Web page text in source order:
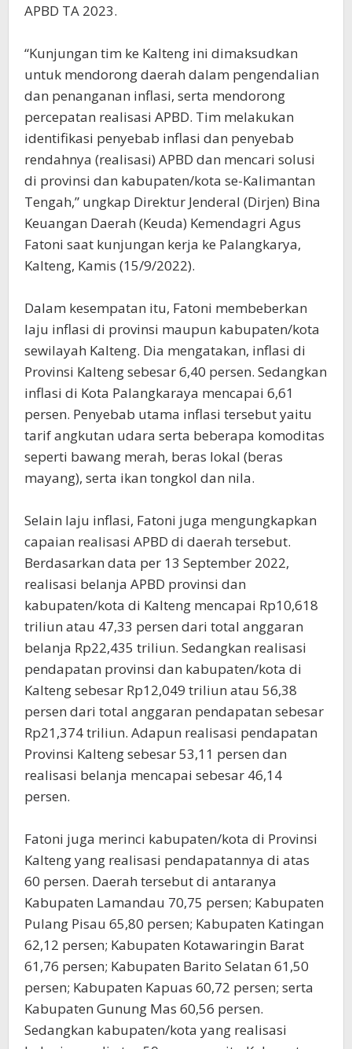
APBD TA 2023.
“Kunjungan tim ke Kalteng ini dimaksudkan
untuk mendorong daerah dalam pengendalian
dan penanganan inflasi, serta mendorong
percepatan realisasi APBD. Tim melakukan
identifikasi penyebab inflasi dan penyebab
rendahnya (realisasi) APBD dan mencari solusi
di provinsi dan kabupaten/kota se-Kalimantan
Tengah,” ungkap Direktur Jenderal (Dirjen) Bina
Keuangan Daerah (Keuda) Kemendagri Agus
Fatoni saat kunjungan kerja ke Palangkarya,
Kalteng, Kamis (15/9/2022).
Dalam kesempatan itu, Fatoni membeberkan
laju inflasi di provinsi maupun kabupaten/kota
sewilayah Kalteng. Dia mengatakan, inflasi di
Provinsi Kalteng sebesar 6,40 persen. Sedangkan
inflasi di Kota Palangkaraya mencapai 6,61
persen. Penyebab utama inflasi tersebut yaitu
tarif angkutan udara serta beberapa komoditas
seperti bawang merah, beras lokal (beras
mayang), serta ikan tongkol dan nila.
Selain laju inflasi, Fatoni juga mengungkapkan
capaian realisasi APBD di daerah tersebut.
Berdasarkan data per 13 September 2022,
realisasi belanja APBD provinsi dan
kabupaten/kota di Kalteng mencapai Rp10,618
triliun atau 47,33 persen dari total anggaran
belanja Rp22,435 triliun. Sedangkan realisasi
pendapatan provinsi dan kabupaten/kota di
Kalteng sebesar Rp12,049 triliun atau 56,38
persen dari total anggaran pendapatan sebesar
Rp21,374 triliun. Adapun realisasi pendapatan
Provinsi Kalteng sebesar 53,11 persen dan
realisasi belanja mencapai sebesar 46,14
persen.
Fatoni juga merinci kabupaten/kota di Provinsi
Kalteng yang realisasi pendapatannya di atas
60 persen. Daerah tersebut di antaranya
Kabupaten Lamandau 70,75 persen; Kabupaten
Pulang Pisau 65,80 persen; Kabupaten Katingan
62,12 persen; Kabupaten Kotawaringin Barat
61,76 persen; Kabupaten Barito Selatan 61,50
persen; Kabupaten Kapuas 60,72 persen; serta
Kabupaten Gunung Mas 60,56 persen.
Sedangkan kabupaten/kota yang realisasi